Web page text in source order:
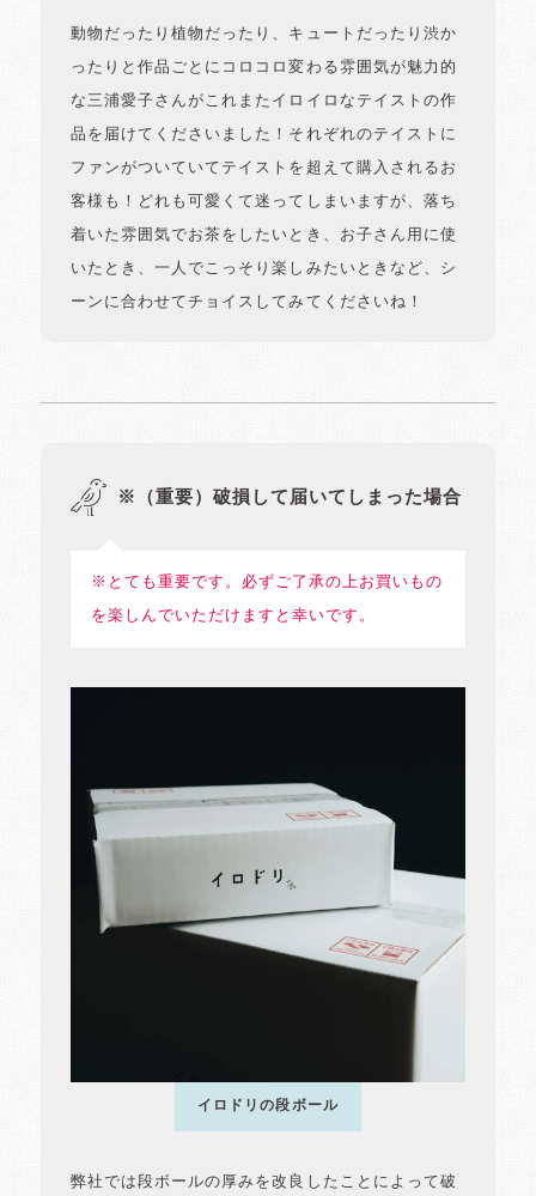
動物だったり植物だったり、キュートだったり渋か
ったりと作品ごとにコロコロ変わる雰囲気が魅力的
な三浦愛子さんがこれまたイロイロなテイストの作
品を届けてくださいました！それぞれのテイストに
ファンがついていてテイストを超えて購入されるお
客様も！どれも可愛くて迷ってしまいますが、落ち
着いた雰囲気でお茶をしたいとき、お子さん用に使
いたとき、一人でこっそり楽しみたいときなど、シ
ーンに合わせてチョイスしてみてくださいね！
※（重要）破損して届いてしまった場合
※とても重要です。必ずご了承の上お買いもの
を楽しんでいただけますと幸いです。
イロドリの段ボール
弊社では段ボールの厚みを改良したことによって破